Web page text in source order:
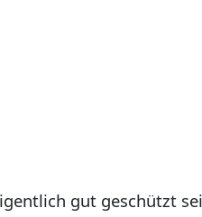
gut geschützt